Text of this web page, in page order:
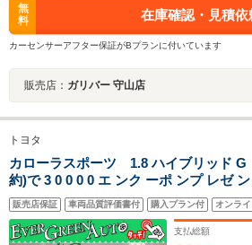
無
料
在庫確認・見積依
カーセンサーアフター保証がBプランに付いています
販売店： ガリバー 守山店
トヨタ
カローラスポーツ 1.8 ハイブリッド
約)で 3 0 0 0 0 エ ンク ーポ ンプ レゼ
セーフティセンス 純正SDナビ
スマートキー プッシュスタート LEDラ
り防止装置 オートライト
販売店保証 車両品質評価書付 購入プラン付 オンラ
支払総額